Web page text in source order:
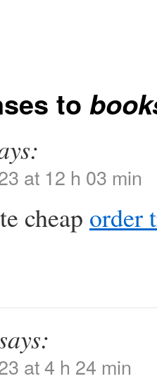
to
at 12 h 03 min
cheap order
at 4 h 24 min